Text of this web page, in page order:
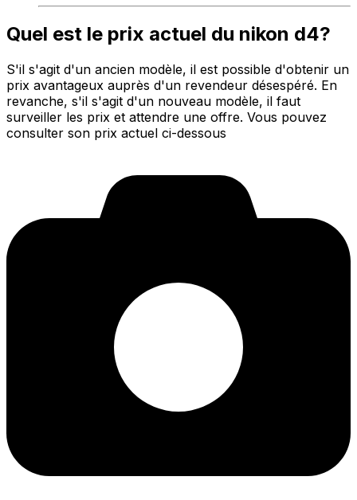
Quel est le prix actuel du nikon d4?
S'il s'agit d'un ancien modèle, il est possible d'obtenir un
prix avantageux auprès d'un revendeur désespéré. En
revanche, s'il s'agit d'un nouveau modèle, il faut
surveiller les prix et attendre une offre. Vous pouvez
consulter son prix actuel ci-dessous